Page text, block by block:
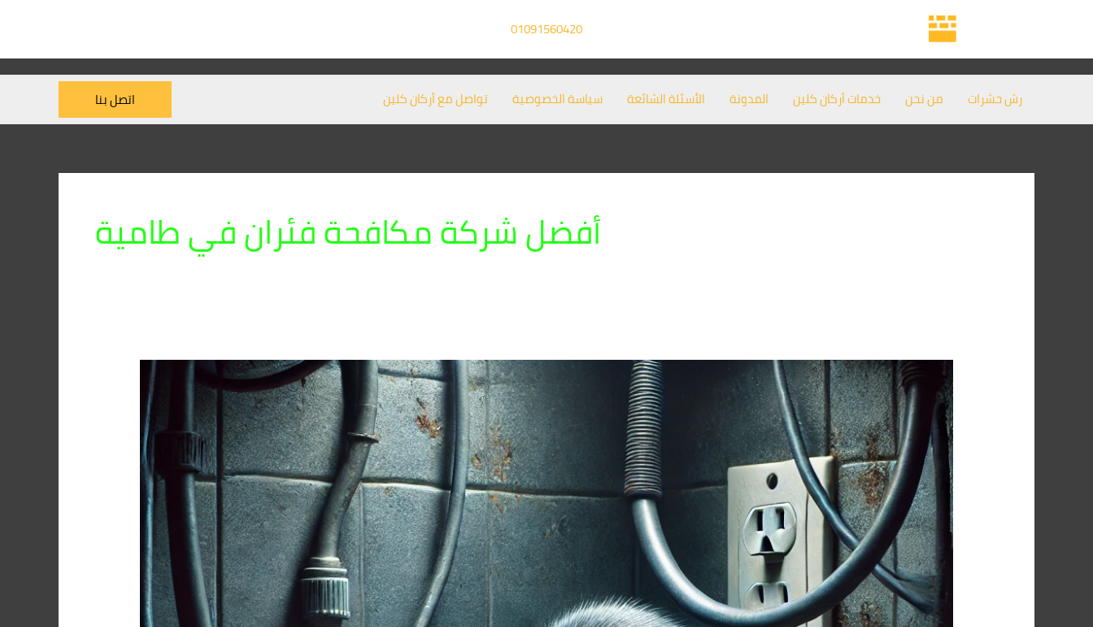
01091560420
رش حشرات من نحن خدمات أركان كلين المدونة الأسئلة الشائعة سياسة الخصوصية تواصل مع أركان كلين اتصل بنا
أفضل شركة مكافحة فئران في طامية
شركة
مكافحة
الفئران
فى
طامية
01091560420
/
الأقرب
اليك